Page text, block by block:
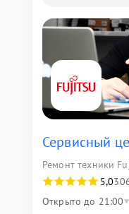
Сервисный
Ремонт техники
5,0
Открыто до 21:00